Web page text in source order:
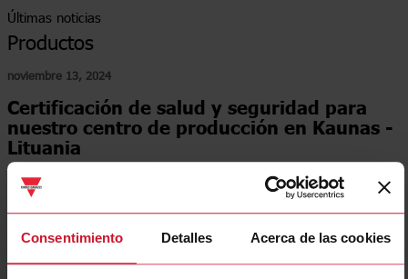
Consentimiento Detalles Acerca de las cookies
Últimas noticias
Productos
noviembre 13, 2024
Certificación de salud y seguridad para
nuestro centro de producción en Kaunas -
Lituania
Este logro supone otro importante paso adelante de
Carlo Gavazzi en el refuerzo de su compromiso con la
salud y la seguridad en el lugar de trabajo.